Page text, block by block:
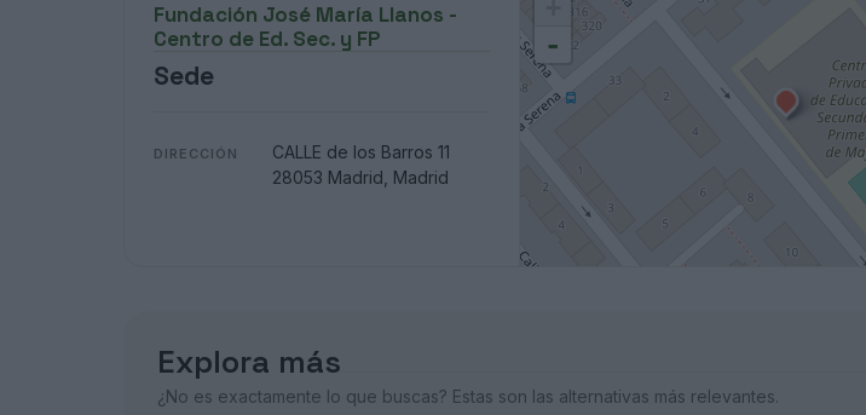
Fundación José María Llanos -
Centro de Ed. Sec. y FP
Sede
DIRECCIÓN
CALLE de los Barros 11
28053 Madrid, Madrid
-
Explora más
¿No es exactamente lo que buscas? Estas son las alternativas más relevantes.